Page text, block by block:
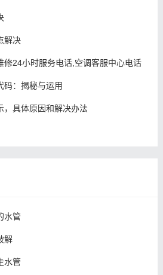
解决
修24小时服务电话,空调客服中心电话
码：揭秘与运用
，具体原因和解决办法
水管
解
水管